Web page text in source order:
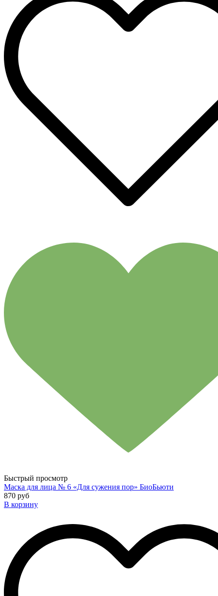
Быстрый просмотр
Маска для лица № 6 «Для сужения пор» БиоБьюти
870 руб
В корзину